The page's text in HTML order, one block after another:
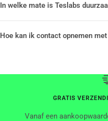
In welke mate is Teslabs
Hoe kan ik contact opnemen
GRATIS
Vanaf een